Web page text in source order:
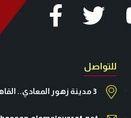
للتواصل
3 مدينة زهور المعادي.. القاهرة